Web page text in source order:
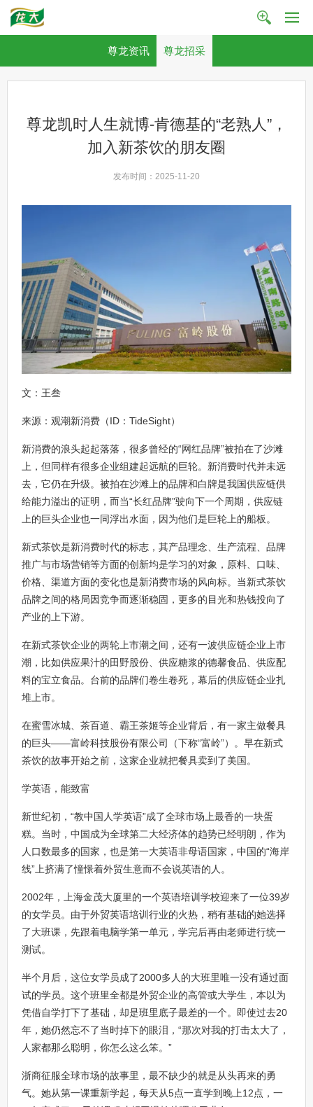
尊龙资讯 尊龙招采
尊龙凯时人生就博-肯德基的“老熟人”，
加入新茶饮的朋友圈
发布时间：2025-11-20
文：王叁
来源：观潮新消费（ID：TideSight）
新消费的浪头起起落落，很多曾经的“网红品牌”被拍在了沙滩
上，但同样有很多企业组建起远航的巨轮。新消费时代并未远
去，它仍在升级。被拍在沙滩上的品牌和白牌是我国供应链供
给能力溢出的证明，而当“长红品牌”驶向下一个周期，供应链
上的巨头企业也一同浮出水面，因为他们是巨轮上的船板。
新式茶饮是新消费时代的标志，其产品理念、生产流程、品牌
推广与市场营销等方面的创新均是学习的对象，原料、口味、
价格、渠道方面的变化也是新消费市场的风向标。当新式茶饮
品牌之间的格局因竞争而逐渐稳固，更多的目光和热钱投向了
产业的上下游。
在新式茶饮企业的两轮上市潮之间，还有一波供应链企业上市
潮，比如供应果汁的田野股份、供应糖浆的德馨食品、供应配
料的宝立食品。台前的品牌们卷生卷死，幕后的供应链企业扎
堆上市。
在蜜雪冰城、茶百道、霸王茶姬等企业背后，有一家主做餐具
的巨头——富岭科技股份有限公司（下称“富岭”）。早在新式
茶饮的故事开始之前，这家企业就把餐具卖到了美国。
学英语，能致富
新世纪初，“教中国人学英语”成了全球市场上最香的一块蛋
糕。当时，中国成为全球第二大经济体的趋势已经明朗，作为
人口数最多的国家，也是第一大英语非母语国家，中国的“海岸
线”上挤满了憧憬着外贸生意而不会说英语的人。
2002年，上海金茂大厦里的一个英语培训学校迎来了一位39岁
的女学员。由于外贸英语培训行业的火热，稍有基础的她选择
了大班课，先跟着电脑学第一单元，学完后再由老师进行统一
测试。
半个月后，这位女学员成了2000多人的大班里唯一没有通过面
试的学员。这个班里全都是外贸企业的高管或大学生，本以为
凭借自学打下了基础，却是班里底子最差的一个。即使过去20
年，她仍然忘不了当时掉下的眼泪，“那次对我的打击太大了，
人家都那么聪明，你怎么这么笨。”
浙商征服全球市场的故事里，最不缺少的就是从头再来的勇
气。她从第一课重新学起，每天从5点一直学到晚上12点，一